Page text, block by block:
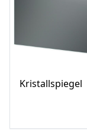
Kristallspiegel